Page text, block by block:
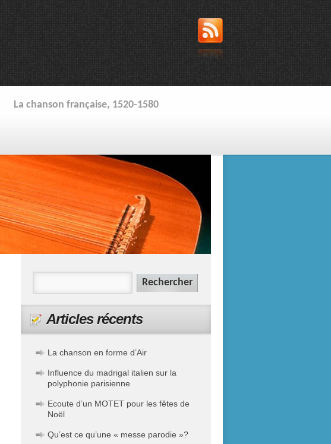
La chanson française, 1520-1580
Articles récents
La chanson en forme d’Air
Influence du madrigal italien sur la
polyphonie parisienne
Ecoute d’un MOTET pour les fêtes de
Noël
Qu’est ce qu’une « messe parodie »?